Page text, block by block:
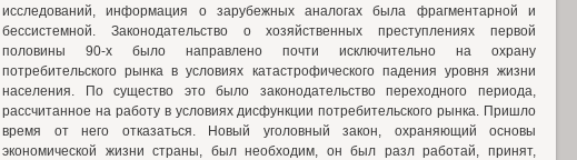
исследований, информация о зарубежных аналогах была фрагментарной и
бессистемной. Законодательство о хозяйственных преступлениях первой
половины 90-х было направлено почти исключительно на охрану
потребительского рынка в условиях катастрофического падения уровня жизни
населения. По существо это было законодательство переходного периода,
рассчитанное на работу в условиях дисфункции потребительского рынка. Пришло
время от него отказаться. Новый уголовный закон, охраняющий основы
экономической жизни страны, был необходим, он был разл работай, принят,